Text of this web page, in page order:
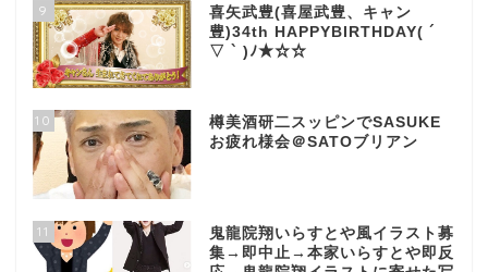
9
喜矢武豊(喜屋武豊、キャン
豊)34th HAPPYBIRTHDAY( ´
▽ ` )ﾉ★☆☆
10
樽美酒研二スッピンでSASUKE
お疲れ様会＠SATOブリアン
11
鬼龍院翔いらすとや風イラスト募
集→即中止→本家いらすとや即反